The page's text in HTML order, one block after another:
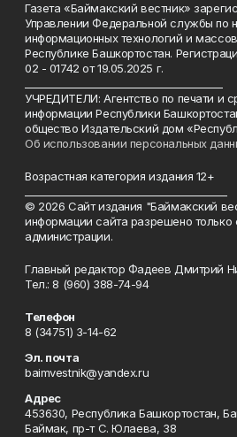
Газета «Баймакский вестник»
Управлении Федеральной службы по
информационных технологий и
Республике Башкортостан.
02 - 01742 от 19.05.2025 г.
УЧРЕДИТЕЛИ: Агентство по печати и
информации Республики
общество Издательский дом
Об использовании персональных
Возрастная категория издания 12+
© 2026 Сайт издания "Баймакский
информации сайта разрешено только
администрации.
Главный редактор Фадеев Дмитрий
Тел.: 8 (960) 388-74-94
Телефон
8 (34751) 3-14-62
Эл. почта
baimvestnik@yandex.ru
Адрес
453630, Республика Башкортостан,
Баймак, пр-т С. Юлаева, 38